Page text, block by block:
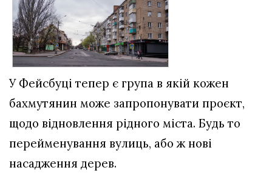
У Фейсбуці тепер є група в якій кожен
бахмутянин може запропонувати проєкт,
щодо відновлення рідного міста. Будь то
перейменування вулиць, або ж нові
насадження дерев.